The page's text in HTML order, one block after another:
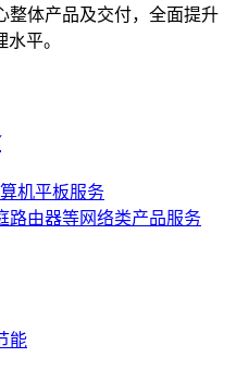
整体产品及交付，全面提升
平。
机平板服务
路由器等网络类产品服务
能